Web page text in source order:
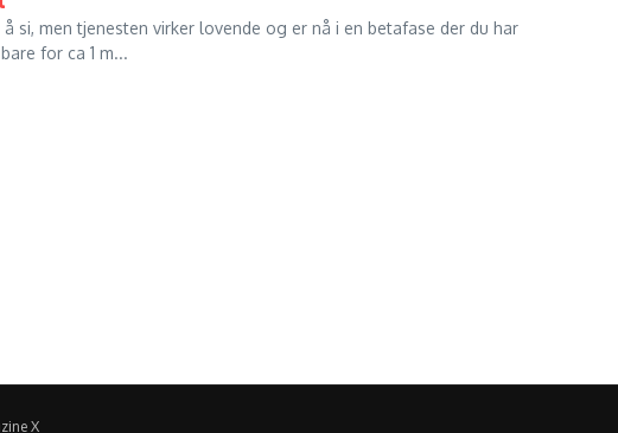
si, men tjenesten virker lovende og er nå i en betafase der du har
for ca 1 m...
X